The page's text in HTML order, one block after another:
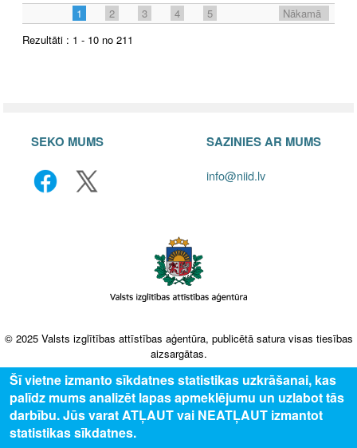
1 2 3 4 5
Nākamā
Rezultāti : 1 - 10 no 211
SEKO MUMS SAZINIES AR MUMS
info@niid.lv
© 2025 Valsts izglītības attīstības aģentūra, publicētā satura visas tiesības
aizsargātas.
Šī vietne izmanto sīkdatnes statistikas uzkrāšanai, kas
palīdz mums analizēt lapas apmeklējumu un uzlabot tās
darbību. Jūs varat ATĻAUT vai NEATĻAUT izmantot
statistikas sīkdatnes.